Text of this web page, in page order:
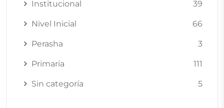
Institucional 39
Nivel Inicial 66
Perasha 3
Primaria 111
Sin categoría 5